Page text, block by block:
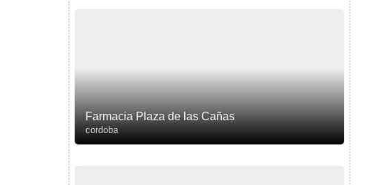
Farmacia Plaza de las Cañas
cordoba